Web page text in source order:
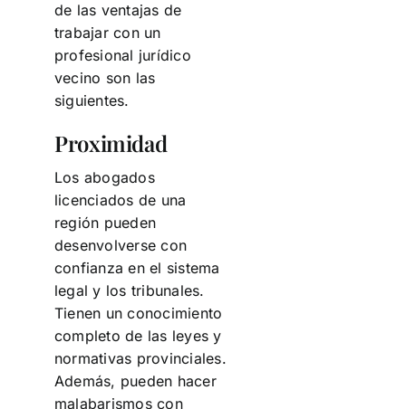
de las ventajas de
trabajar con un
profesional jurídico
vecino son las
siguientes.
Proximidad
Los abogados
licenciados de una
región pueden
desenvolverse con
confianza en el sistema
legal y los tribunales.
Tienen un conocimiento
completo de las leyes y
normativas provinciales.
Además, pueden hacer
malabarismos con